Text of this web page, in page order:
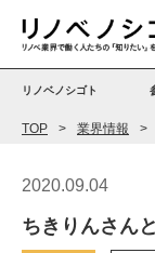
リノベノシゴト
TOP 業界情報
2020.09.04
ちきりんさん